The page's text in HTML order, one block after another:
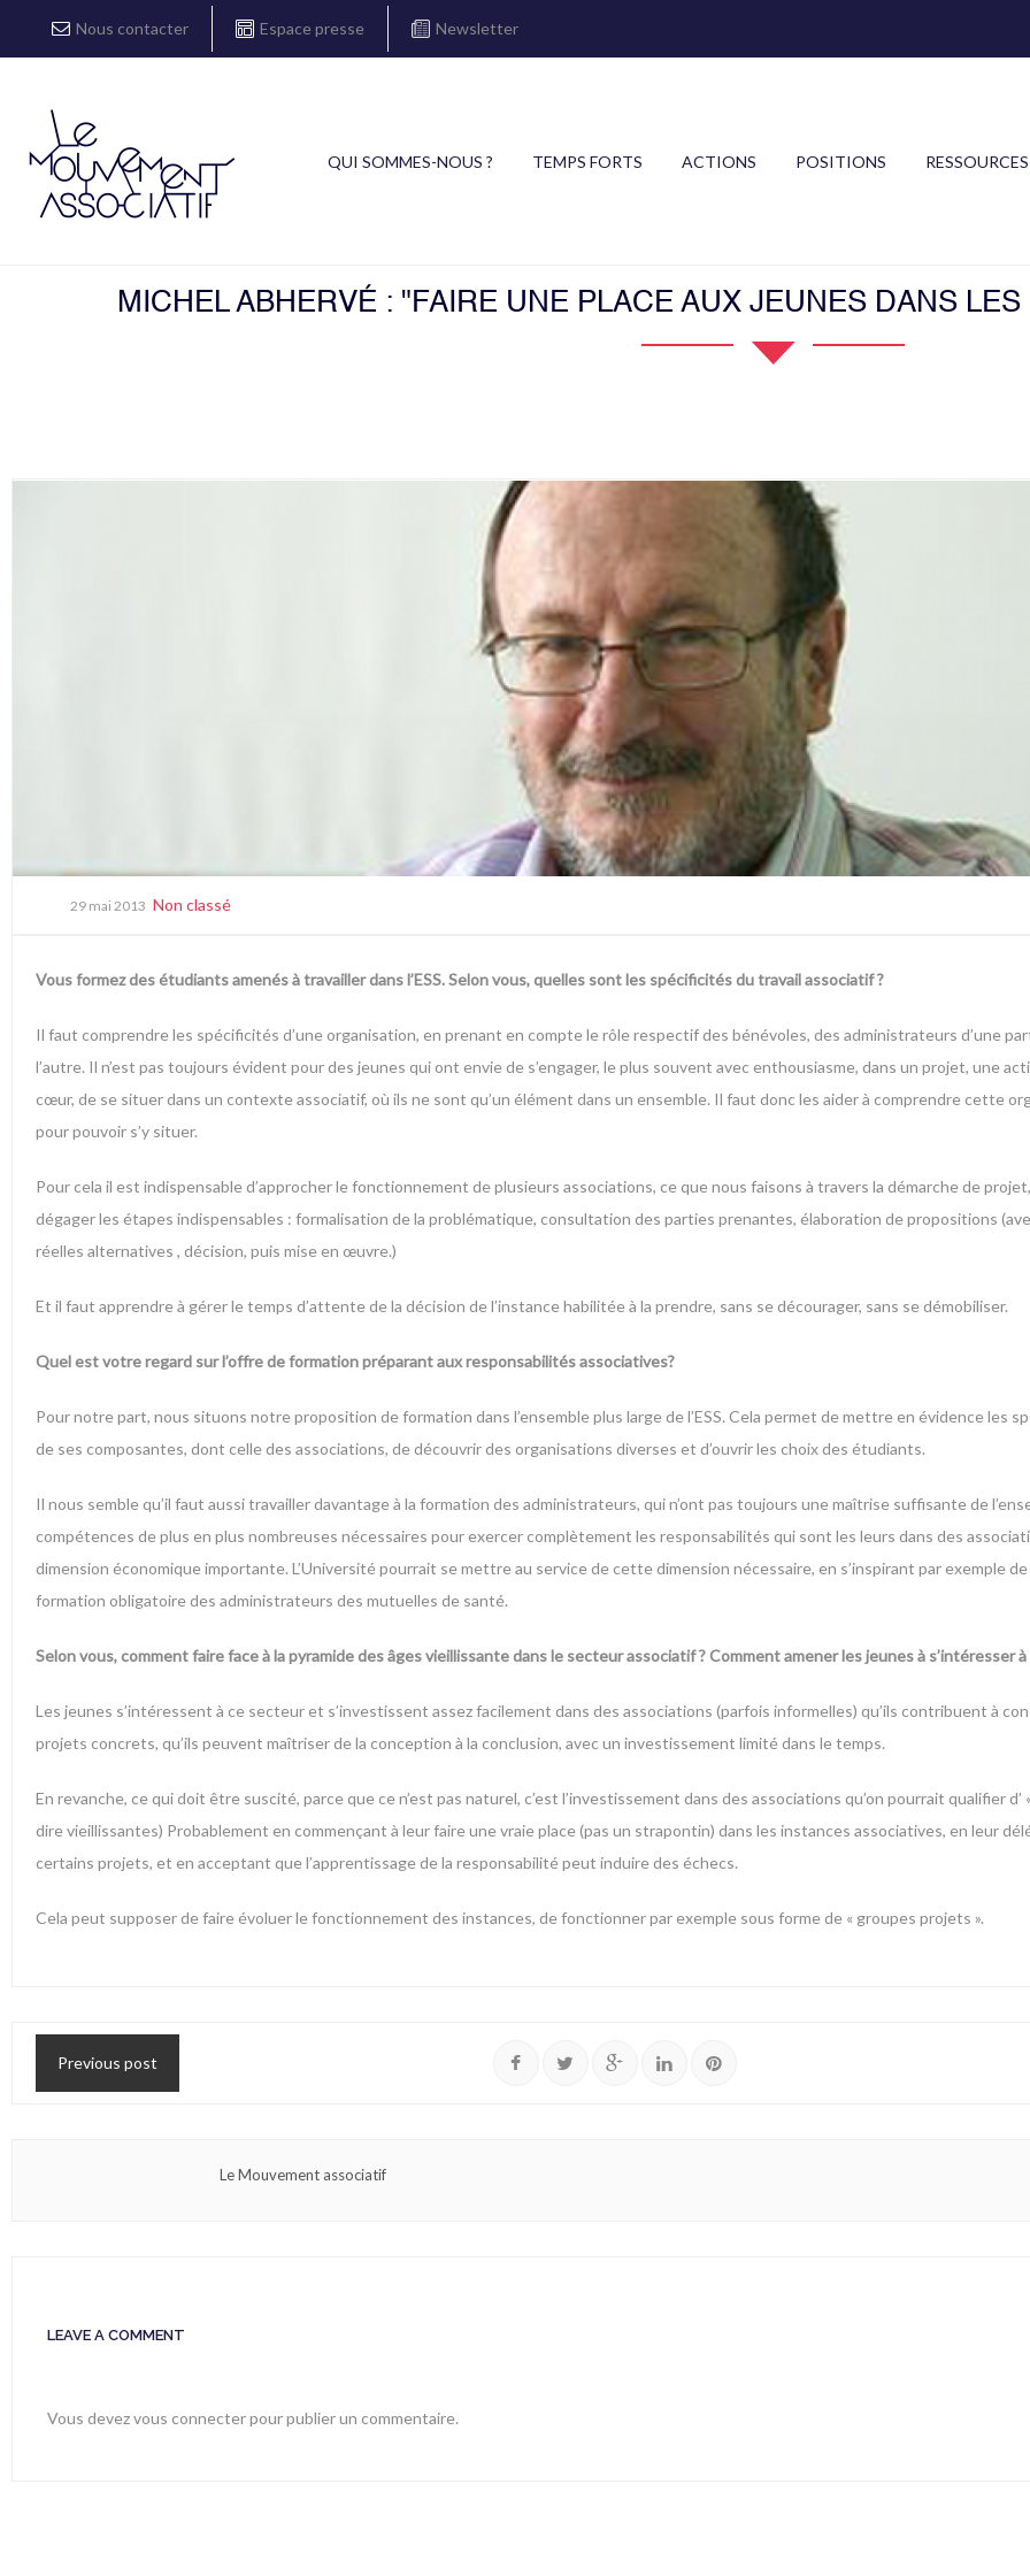
Nous contacter Espace presse Newsletter
QUI SOMMES-NOUS ? TEMPS FORTS ACTIONS POSITIONS RESSOURCES
MICHEL ABHERVÉ : "FAIRE UNE PLACE AUX JEUNES DANS
29 mai 2013 Non classé
Vous formez des étudiants amenés à travailler dans l’ESS. Selon vous, quelles sont les spécificités du travail associatif ?
Il faut comprendre les spécificités d’une organisation, en prenant en compte le rôle respectif des bénévoles, des administrateurs d’une
l’autre. Il n’est pas toujours évident pour des jeunes qui ont envie de s’engager, le plus souvent avec enthousiasme, dans un projet, une
cœur, de se situer dans un contexte associatif, où ils ne sont qu’un élément dans un ensemble. Il faut donc les aider à comprendre cette
pour pouvoir s’y situer.
Pour cela il est indispensable d’approcher le fonctionnement de plusieurs associations, ce que nous faisons à travers la démarche de
dégager les étapes indispensables : formalisation de la problématique, consultation des parties prenantes, élaboration de propositions
réelles alternatives , décision, puis mise en œuvre.)
Et il faut apprendre à gérer le temps d’attente de la décision de l’instance habilitée à la prendre, sans se décourager, sans se démobiliser.
Quel est votre regard sur l’offre de formation préparant aux responsabilités associatives?
Pour notre part, nous situons notre proposition de formation dans l’ensemble plus large de l’ESS. Cela permet de mettre en évidence les
de ses composantes, dont celle des associations, de découvrir des organisations diverses et d’ouvrir les choix des étudiants.
Il nous semble qu’il faut aussi travailler davantage à la formation des administrateurs, qui n’ont pas toujours une maîtrise suffisante de
compétences de plus en plus nombreuses nécessaires pour exercer complètement les responsabilités qui sont les leurs dans des
dimension économique importante. L’Université pourrait se mettre au service de cette dimension nécessaire, en s’inspirant par exemple
formation obligatoire des administrateurs des mutuelles de santé.
Selon vous, comment faire face à la pyramide des âges vieillissante dans le secteur associatif ? Comment amener les jeunes à s’intéresser
Les jeunes s’intéressent à ce secteur et s’investissent assez facilement dans des associations (parfois informelles) qu’ils contribuent à
projets concrets, qu’ils peuvent maîtriser de la conception à la conclusion, avec un investissement limité dans le temps.
En revanche, ce qui doit être suscité, parce que ce n’est pas naturel, c’est l’investissement dans des associations qu’on pourrait qualifier d’
dire vieillissantes) Probablement en commençant à leur faire une vraie place (pas un strapontin) dans les instances associatives, en leur
certains projets, et en acceptant que l’apprentissage de la responsabilité peut induire des échecs.
Cela peut supposer de faire évoluer le fonctionnement des instances, de fonctionner par exemple sous forme de « groupes projets ».
Previous post
Le Mouvement associatif
LEAVE A COMMENT
Vous devezvous connecterpour publier un commentaire.